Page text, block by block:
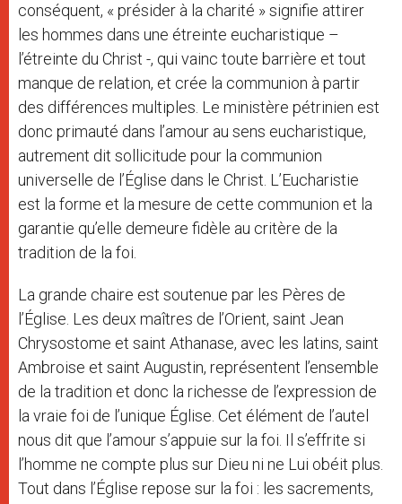
conséquent, « présider à la charité » signifie attirer
les hommes dans une étreinte eucharistique –
l’étreinte du Christ -, qui vainc toute barrière et tout
manque de relation, et crée la communion à partir
des différences multiples. Le ministère pétrinien est
donc primauté dans l’amour au sens eucharistique,
autrement dit sollicitude pour la communion
universelle de l’Église dans le Christ. L’Eucharistie
est la forme et la mesure de cette communion et la
garantie qu’elle demeure fidèle au critère de la
tradition de la foi.
La grande chaire est soutenue par les Pères de
l’Église. Les deux maîtres de l’Orient, saint Jean
Chrysostome et saint Athanase, avec les latins, saint
Ambroise et saint Augustin, représentent l’ensemble
de la tradition et donc la richesse de l’expression de
la vraie foi de l’unique Église. Cet élément de l’autel
nous dit que l’amour s’appuie sur la foi. Il s’effrite si
l’homme ne compte plus sur Dieu ni ne Lui obéit plus.
Tout dans l’Église repose sur la foi : les sacrements,